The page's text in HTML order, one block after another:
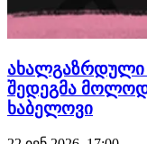
ახალგაზრდული
შედეგმა
ხაბელოვი